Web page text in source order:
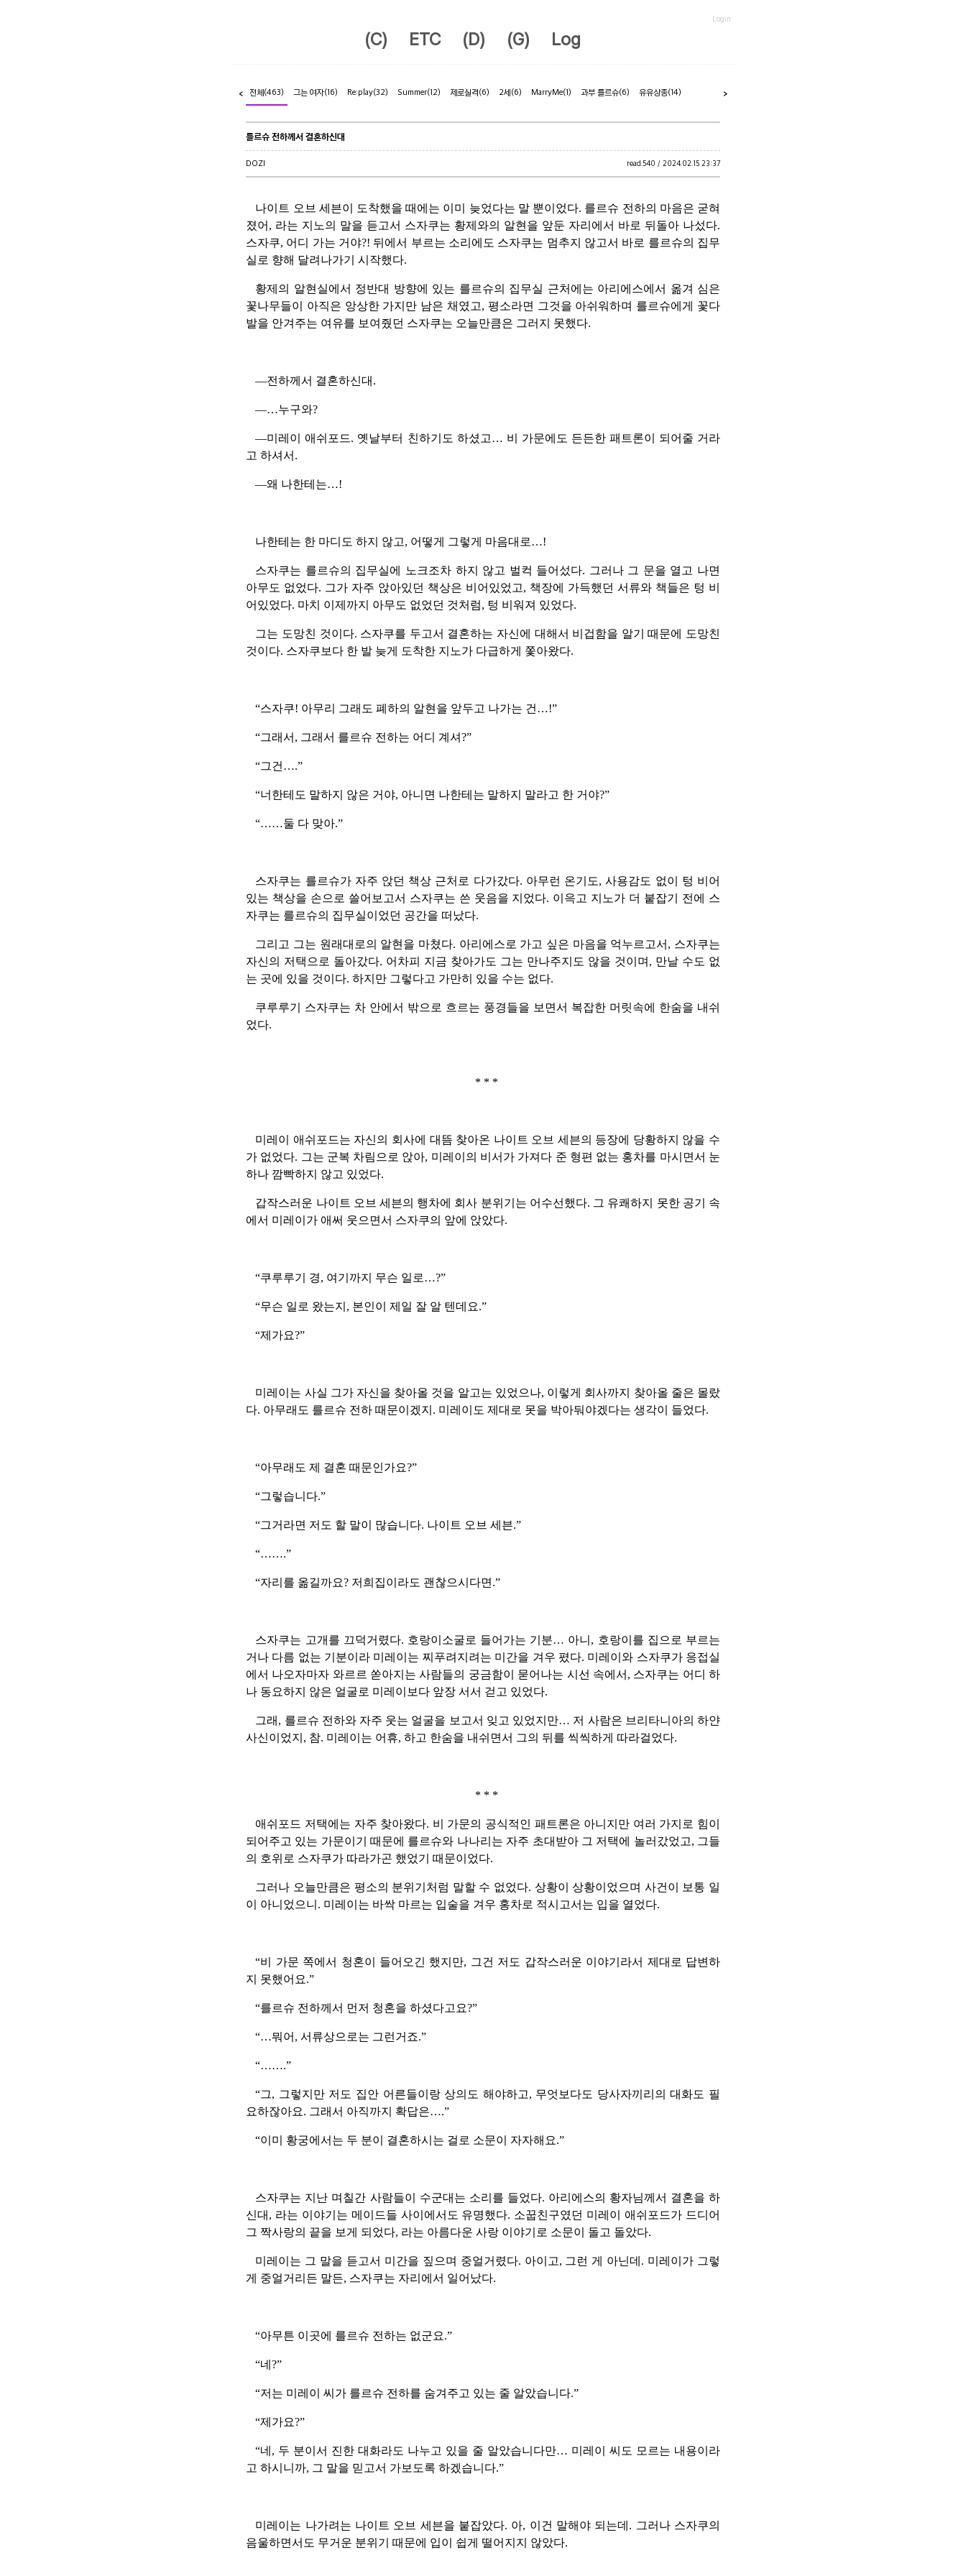
Login
(C) ETC (D) (G) Log
전체(463) 그는 여자(16) Re:play(32) Summer(12) 제로실격(6) 2세(6) MarryMe(1) 과부 를르슈(6) 유유상종(14)
< >
를르슈 전하께서 결혼하신대
DOZI 2024.02.15 23:37
read. 540 /
나이트 오브 세븐이 도착했을 때에는 이미 늦었다는 말 뿐이었다. 를르슈 전하의 마음은 굳혀
졌어, 라는 지노의 말을 듣고서 스자쿠는 황제와의 알현을 앞둔 자리에서 바로 뒤돌아 나섰다.
스자쿠, 어디 가는 거야?! 뒤에서 부르는 소리에도 스자쿠는 멈추지 않고서 바로 를르슈의 집무
실로 향해 달려나가기 시작했다.
황제의 알현실에서 정반대 방향에 있는 를르슈의 집무실 근처에는 아리에스에서 옮겨 심은
꽃나무들이 아직은 앙상한 가지만 남은 채였고, 평소라면 그것을 아쉬워하며 를르슈에게 꽃다
발을 안겨주는 여유를 보여줬던 스자쿠는 오늘만큼은 그러지 못했다.
—전하께서 결혼하신대.
—…누구와?
—미레이 애쉬포드. 옛날부터 친하기도 하셨고… 비 가문에도 든든한 패트론이 되어줄 거라
고 하셔서.
—왜 나한테는…!
나한테는 한 마디도 하지 않고, 어떻게 그렇게 마음대로…!
스자쿠는 를르슈의 집무실에 노크조차 하지 않고 벌컥 들어섰다. 그러나 그 문을 열고 나면
아무도 없었다. 그가 자주 앉아있던 책상은 비어있었고, 책장에 가득했던 서류와 책들은 텅 비
어있었다. 마치 이제까지 아무도 없었던 것처럼, 텅 비워져 있었다.
그는 도망친 것이다. 스자쿠를 두고서 결혼하는 자신에 대해서 비겁함을 알기 때문에 도망친
것이다. 스자쿠보다 한 발 늦게 도착한 지노가 다급하게 쫓아왔다.
“스자쿠! 아무리 그래도 폐하의 알현을 앞두고 나가는 건…!”
“그래서, 그래서 를르슈 전하는 어디 계셔?”
“그건….”
“너한테도 말하지 않은 거야, 아니면 나한테는 말하지 말라고 한 거야?”
“……둘 다 맞아.”
스자쿠는 를르슈가 자주 앉던 책상 근처로 다가갔다. 아무런 온기도, 사용감도 없이 텅 비어
있는 책상을 손으로 쓸어보고서 스자쿠는 쓴 웃음을 지었다. 이윽고 지노가 더 붙잡기 전에 스
자쿠는 를르슈의 집무실이었던 공간을 떠났다.
그리고 그는 원래대로의 알현을 마쳤다. 아리에스로 가고 싶은 마음을 억누르고서, 스자쿠는
자신의 저택으로 돌아갔다. 어차피 지금 찾아가도 그는 만나주지도 않을 것이며, 만날 수도 없
는 곳에 있을 것이다. 하지만 그렇다고 가만히 있을 수는 없다.
쿠루루기 스자쿠는 차 안에서 밖으로 흐르는 풍경들을 보면서 복잡한 머릿속에 한숨을 내쉬
었다.
* * *
미레이 애쉬포드는 자신의 회사에 대뜸 찾아온 나이트 오브 세븐의 등장에 당황하지 않을 수
가 없었다. 그는 군복 차림으로 앉아, 미레이의 비서가 가져다 준 형편 없는 홍차를 마시면서 눈
하나 깜빡하지 않고 있었다.
갑작스러운 나이트 오브 세븐의 행차에 회사 분위기는 어수선했다. 그 유쾌하지 못한 공기 속
에서 미레이가 애써 웃으면서 스자쿠의 앞에 앉았다.
“쿠루루기 경, 여기까지 무슨 일로…?”
“무슨 일로 왔는지, 본인이 제일 잘 알 텐데요.”
“제가요?”
미레이는 사실 그가 자신을 찾아올 것을 알고는 있었으나, 이렇게 회사까지 찾아올 줄은 몰랐
다. 아무래도 를르슈 전하 때문이겠지. 미레이도 제대로 못을 박아둬야겠다는 생각이 들었다.
“아무래도 제 결혼 때문인가요?”
“그렇습니다.”
“그거라면 저도 할 말이 많습니다. 나이트 오브 세븐.”
“…….”
“자리를 옮길까요? 저희집이라도 괜찮으시다면.”
스자쿠는 고개를 끄덕거렸다. 호랑이소굴로 들어가는 기분… 아니, 호랑이를 집으로 부르는
거나 다름 없는 기분이라 미레이는 찌푸려지려는 미간을 겨우 폈다. 미레이와 스자쿠가 응접실
에서 나오자마자 와르르 쏟아지는 사람들의 궁금함이 묻어나는 시선 속에서, 스자쿠는 어디 하
나 동요하지 않은 얼굴로 미레이보다 앞장 서서 걷고 있었다.
그래, 를르슈 전하와 자주 웃는 얼굴을 보고서 잊고 있었지만… 저 사람은 브리타니아의 하얀
사신이었지, 참. 미레이는 어휴, 하고 한숨을 내쉬면서 그의 뒤를 씩씩하게 따라걸었다.
* * *
애쉬포드 저택에는 자주 찾아왔다. 비 가문의 공식적인 패트론은 아니지만 여러 가지로 힘이
되어주고 있는 가문이기 때문에 를르슈와 나나리는 자주 초대받아 그 저택에 놀러갔었고, 그들
의 호위로 스자쿠가 따라가곤 했었기 때문이었다.
그러나 오늘만큼은 평소의 분위기처럼 말할 수 없었다. 상황이 상황이었으며 사건이 보통 일
이 아니었으니. 미레이는 바싹 마르는 입술을 겨우 홍차로 적시고서는 입을 열었다.
“비 가문 쪽에서 청혼이 들어오긴 했지만, 그건 저도 갑작스러운 이야기라서 제대로 답변하
지 못했어요.”
“를르슈 전하께서 먼저 청혼을 하셨다고요?”
“…뭐어, 서류상으로는 그런거죠.”
“…….”
“그, 그렇지만 저도 집안 어른들이랑 상의도 해야하고, 무엇보다도 당사자끼리의 대화도 필
요하잖아요. 그래서 아직까지 확답은….”
“이미 황궁에서는 두 분이 결혼하시는 걸로 소문이 자자해요.”
스자쿠는 지난 며칠간 사람들이 수군대는 소리를 들었다. 아리에스의 황자님께서 결혼을 하
신대, 라는 이야기는 메이드들 사이에서도 유명했다. 소꿉친구였던 미레이 애쉬포드가 드디어
그 짝사랑의 끝을 보게 되었다, 라는 아름다운 사랑 이야기로 소문이 돌고 돌았다.
미레이는 그 말을 듣고서 미간을 짚으며 중얼거렸다. 아이고, 그런 게 아닌데. 미레이가 그렇
게 중얼거리든 말든, 스자쿠는 자리에서 일어났다.
“아무튼 이곳에 를르슈 전하는 없군요.”
“네?”
“저는 미레이 씨가 를르슈 전하를 숨겨주고 있는 줄 알았습니다.”
“제가요?”
“네, 두 분이서 진한 대화라도 나누고 있을 줄 알았습니다만… 미레이 씨도 모르는 내용이라
고 하시니까, 그 말을 믿고서 가보도록 하겠습니다.”
미레이는 나가려는 나이트 오브 세븐을 붙잡았다. 아, 이건 말해야 되는데. 그러나 스자쿠의
음울하면서도 무거운 분위기 때문에 입이 쉽게 떨어지지 않았다.